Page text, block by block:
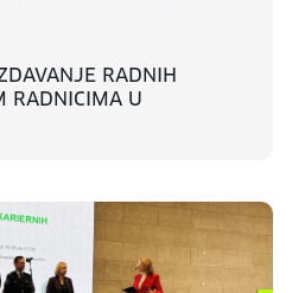
RADNIH
RADNICIMA U